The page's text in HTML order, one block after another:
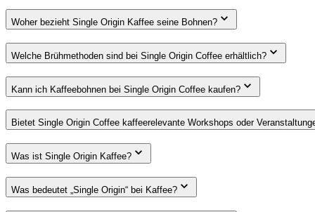
Woher bezieht Single Origin Kaffee seine Bohnen?
Welche Brühmethoden sind bei Single Origin Coffee erhältlich?
Kann ich Kaffeebohnen bei Single Origin Coffee kaufen?
Bietet Single Origin Coffee kaffeerelevante Workshops oder
Was ist Single Origin Kaffee?
Was bedeutet „Single Origin“ bei Kaffee?